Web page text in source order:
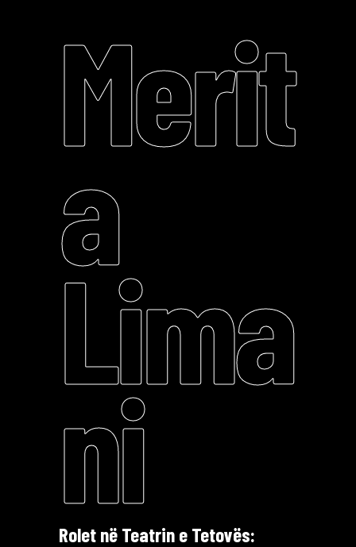
Merit
a
Lima
ni
Rolet në Teatrin e Tetovës: